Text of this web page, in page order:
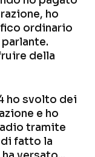
ho
ordinario
della
ho svolto dei
e ho
tramite
di fatto la